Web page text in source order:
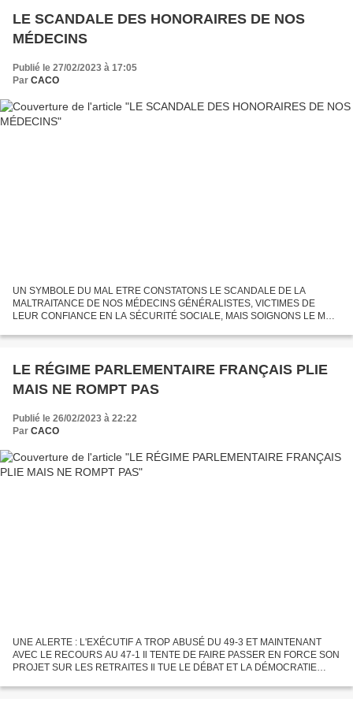
LE SCANDALE DES HONORAIRES DE NOS
MÉDECINS
Publié le 27/02/2023 à 17:05
Par CACO
UN SYMBOLE DU MAL ETRE CONSTATONS LE SCANDALE DE LA
MALTRAITANCE DE NOS MÉDECINS GÉNÉRALISTES, VICTIMES DE
LEUR CONFIANCE EN LA SÉCURITÉ SOCIALE, MAIS SOIGNONS LE MAL
SÉCURITÉ SOCIALE : ERREUR FUNESTE DES...
LE RÉGIME PARLEMENTAIRE FRANÇAIS PLIE
MAIS NE ROMPT PAS
Publié le 26/02/2023 à 22:22
Par CACO
UNE ALERTE : L'EXÉCUTIF A TROP ABUSÉ DU 49-3 ET MAINTENANT
AVEC LE RECOURS AU 47-1 Il TENTE DE FAIRE PASSER EN FORCE SON
PROJET SUR LES RETRAITES Il TUE LE DÉBAT ET LA DÉMOCRATIE
tenter...